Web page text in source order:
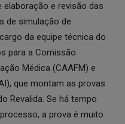
e revisão das
de simulação de
da equipe técnica do
para a Comissão
Médica (CAAFM) e
que montam as provas
Revalida. Se há tempo
a prova é muito